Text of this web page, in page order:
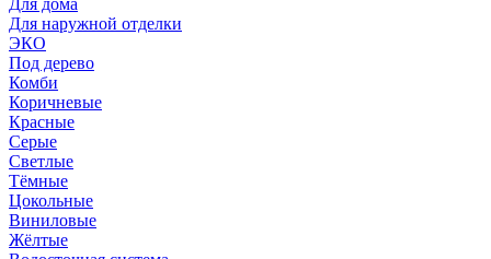
Для дома
Для наружной отделки
ЭКO
Под дерево
Комби
Коричневые
Красные
Серые
Светлые
Тёмные
Цокольные
Виниловые
Жёлтые